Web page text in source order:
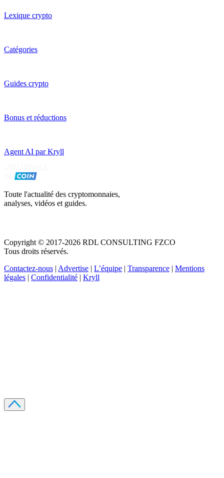
Lexique crypto
Catégories
Guides crypto
Bonus et réductions
Agent AI par Kryll
Toute l'actualité des cryptomonnaies,
analyses, vidéos et guides.
Copyright © 2017-2026 RDL CONSULTING FZCO
Tous droits réservés.
Contactez-nous | Advertise | L’équipe | Transparence | Mentions
légales | Confidentialité | Kryll